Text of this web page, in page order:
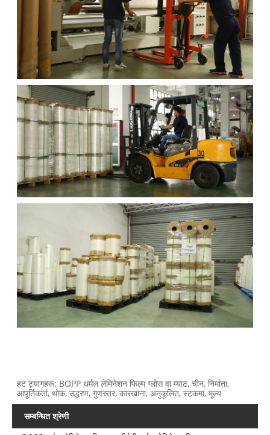
हट ट्यागहरू: BOPP थर्मल लेमिनेशन फिल्म ग्लोस वा म्याट, चीन, निर्माता,
आपूर्तिकर्ता, थोक, उद्धरण, गुणस्तर, कारखाना, अनुकूलित, स्टकमा, मूल्य
सम्बन्धित श्रेणी